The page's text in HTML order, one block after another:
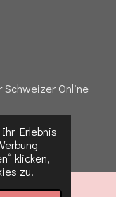
Erlebnis
klicken,
zu.
Boutique